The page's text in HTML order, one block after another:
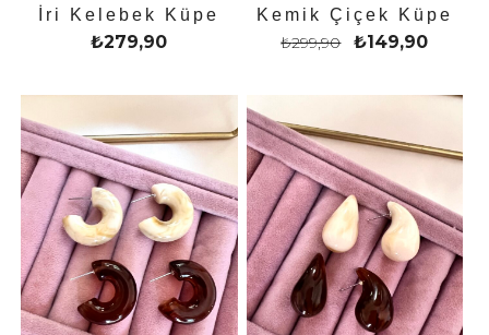
İri Kelebek Küpe
₺279,90
Kemik Çiçek Küpe
₺299,90 ₺149,90